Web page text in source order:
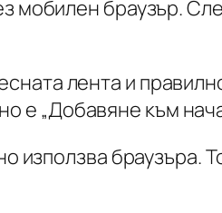
мобилен браузър.
лента и
е „Добавяне към
използва браузъра.